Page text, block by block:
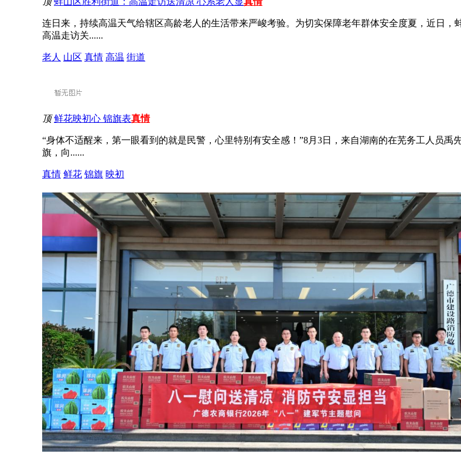
连日来，持续高温天气给辖区高龄老人的生活带来严峻考验。为切实保障老年群体安全度夏，近日
高温走访关......
老人 山区 真情 高温 街道
顶 鲜花映初心 锦旗表真情
“身体不适醒来，第一眼看到的就是民警，心里特别有安全感！”8月3日，来自湖南的在芜务工人员
旗，向......
真情 鲜花 锦旗 映初